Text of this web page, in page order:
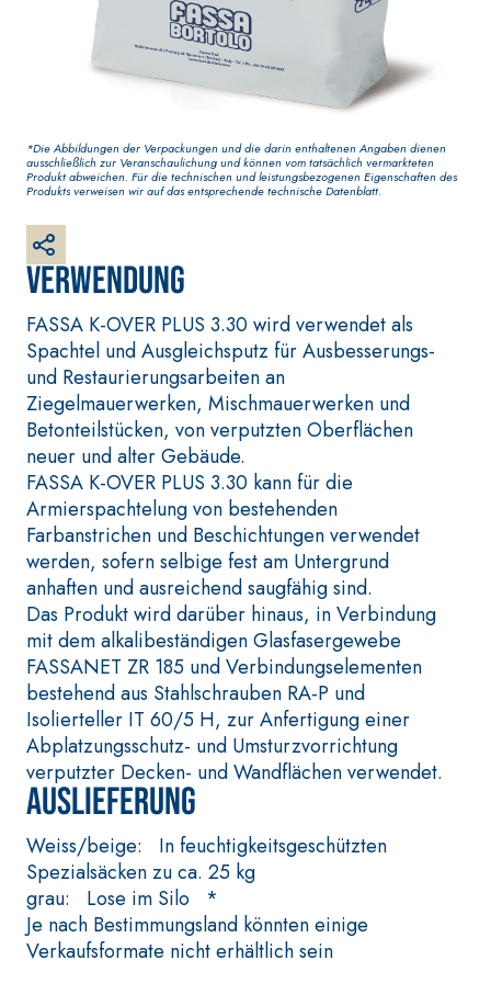
Verwendung
FASSA K-OVER PLUS 3.30 wird verwendet als
Spachtel und Ausgleichsputz für Ausbesserungs-
und Restaurierungsarbeiten an
Ziegelmauerwerken, Mischmauerwerken und
Betonteilstücken, von verputzten Oberflächen
neuer und alter Gebäude.
FASSA K-OVER PLUS 3.30 kann für die
Armierspachtelung von bestehenden
Farbanstrichen und Beschichtungen verwendet
werden, sofern selbige fest am Untergrund
anhaften und ausreichend saugfähig sind.
Das Produkt wird darüber hinaus, in Verbindung
mit dem alkalibeständigen Glasfasergewebe
FASSANET ZR 185 und Verbindungselementen
bestehend aus Stahlschrauben RA-P und
Isolierteller IT 60/5 H, zur Anfertigung einer
Abplatzungsschutz- und Umsturzvorrichtung
verputzter Decken- und Wandflächen verwendet.
Auslieferung
Weiss/beige: In feuchtigkeitsgeschützten
Spezialsäcken zu ca. 25 kg
grau: Lose im Silo *
Je nach Bestimmungsland könnten einige
Verkaufsformate nicht erhältlich sein
*Die Abbildungen der Verpackungen und die darin enthaltenen Angaben dienen
ausschließlich zur Veranschaulichung und können vom tatsächlich vermarkteten
Produkt abweichen. Für die technischen und leistungsbezogenen Eigenschaften des
Produkts verweisen wir auf das entsprechende technische Datenblatt.
weißer Grundputz auf
Basis von Luftkalk, für
innen und außen
BETONINSTANDSETZUN
GS-SYSTEM
THIXOTROPE
PRODUKTE
GEOACTIVE R4 40
Polymermodifizierter,
thixotroper und
faserverstärkter
Schnellmörtel
bestehend aus
speziellen
sulfatbeständigen
Bindern, für die
Passivierung, die
Reparatur, die
Verspachtelung und
den Schutz von
Betonbauwerken
VERLEGESYSTEM FÜR
BODEN- UND
WANDBELÄGE
FASSAFLOOR –
VERLEGEGRÜNDE
FASSAFLOOR LA
Selbstnivellierende
Glätte auf
und Quarzbasis
hoher
für die Anfertigung
von Heizestrichen
geringer
Schichtstärke in
Innenbereichen.
WÄRMEDÄMMVERBUN
DSYSTEM FASSATHERM
KLEBER UND
SPACHTELMASSEN
A 96 RESPHIRA
Faservergüteter
Leicht-Spachtelkleber